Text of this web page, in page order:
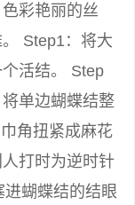
彩艳丽的丝
Step1：将大
活结。 Step
单边蝴蝶结整
角扭紧成麻花
打时为逆时针
蝴蝶结的结眼